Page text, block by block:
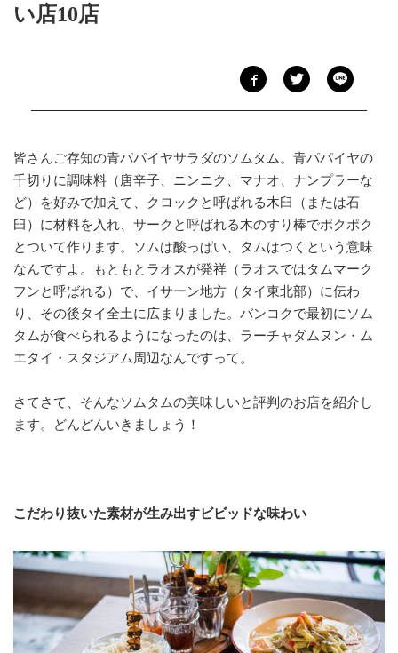
い店10店
皆さんご存知の青パパイヤサラダのソムタム。青パパイヤの
千切りに調味料（唐辛子、ニンニク、マナオ、ナンプラーな
ど）を好みで加えて、クロックと呼ばれる木臼（または石
臼）に材料を入れ、サークと呼ばれる木のすり棒でポクポク
とついて作ります。ソムは酸っぱい、タムはつくという意味
なんですよ。もともとラオスが発祥（ラオスではタムマーク
フンと呼ばれる）で、イサーン地方（タイ東北部）に伝わ
り、その後タイ全土に広まりました。バンコクで最初にソム
タムが食べられるようになったのは、ラーチャダムヌン・ム
エタイ・スタジアム周辺なんですって。
さてさて、そんなソムタムの美味しいと評判のお店を紹介し
ます。どんどんいきましょう！
こだわり抜いた素材が生み出すビビッドな味わい